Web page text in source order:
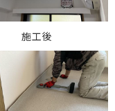
施工後